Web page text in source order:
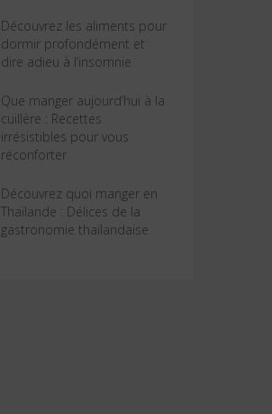
Découvrez les aliments pour
dormir profondément et
dire adieu à l’insomnie
Que manger aujourd’hui à la
cuillère : Recettes
irrésistibles pour vous
réconforter
Découvrez quoi manger en
Thaïlande : Délices de la
gastronomie thaïlandaise